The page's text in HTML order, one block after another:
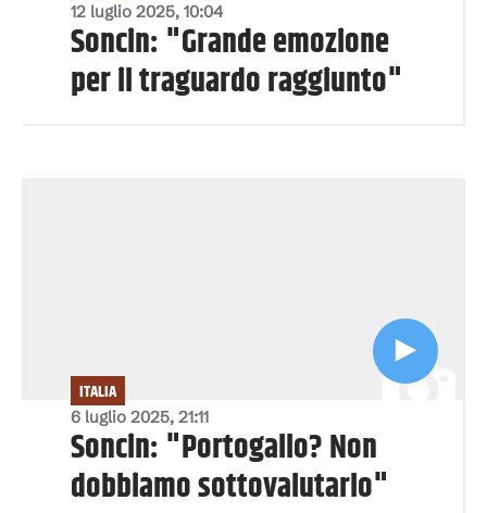
12 luglio 2025, 10:04
Soncin: "Grande emozione
per il traguardo raggiunto"
6 luglio 2025, 21:11
ITALIA
Soncin: "Portogallo? Non
dobbiamo sottovalutarlo"